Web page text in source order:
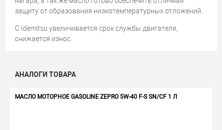
защиту от образования низкотемпературных отложений.
С Idemitsu увеличивается срок службы двигателя,
снижается износ.
АНАЛОГИ ТОВАРА
МАСЛО МОТОРНОЕ GASOLINE ZEPRO 5W-40 F-S SN/CF 1 Л